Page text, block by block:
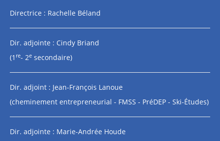
Directrice : Rachelle Béland
Dir. adjointe : Cindy Briand
(1 re- 2e secondaire)
Dir. adjoint : Jean-François Lanoue
(cheminement entrepreneurial - FMSS - PréDEP - Ski-Études)
Dir. adjointe : Marie-Andrée Houde